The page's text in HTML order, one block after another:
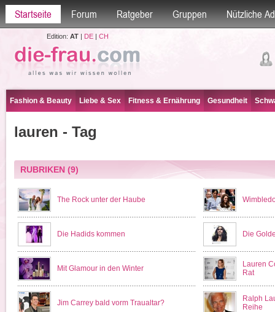
Startseite Forum Ratgeber Gruppen Nützliche
Edition: AT| DE| CH
Fashion & Beauty Liebe & Sex Fitness & Ernährung Gesundheit
lauren - Tag
RUBRIKEN(9)
The Rock unter der Haube
Die Hadids kommen Die
Mit Glamour in den Winter
Lauren
Rat
Jim Carrey bald vorm Traualtar?
Ralph
Reihe